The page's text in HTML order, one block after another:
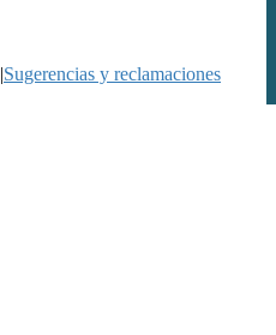
|Sugerencias y reclamaciones